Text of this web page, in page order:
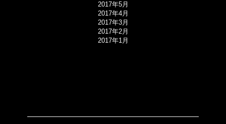
2017年5月
2017年4月
2017年3月
2017年2月
2017年1月